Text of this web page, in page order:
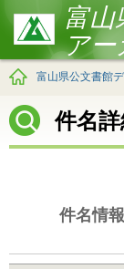
富山
アー
富山県公文書館
件名詳
件名情報